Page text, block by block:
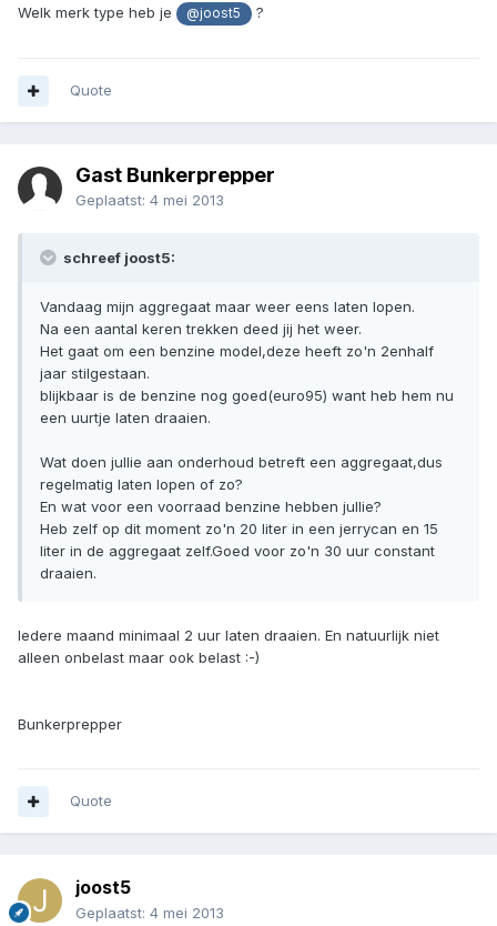
Welk merk type heb je @joost5 ?
Quote
Gast Bunkerprepper
Geplaatst: 4 mei 2013
schreef joost5:
Vandaag mijn aggregaat maar weer eens laten lopen.
Na een aantal keren trekken deed jij het weer.
Het gaat om een benzine model,deze heeft zo'n 2enhalf
jaar stilgestaan.
blijkbaar is de benzine nog goed(euro95) want heb hem nu
een uurtje laten draaien.
Wat doen jullie aan onderhoud betreft een aggregaat,dus
regelmatig laten lopen of zo?
En wat voor een voorraad benzine hebben jullie?
Heb zelf op dit moment zo'n 20 liter in een jerrycan en 15
liter in de aggregaat zelf.Goed voor zo'n 30 uur constant
draaien.
Iedere maand minimaal 2 uur laten draaien. En natuurlijk niet
alleen onbelast maar ook belast :-)
Bunkerprepper
Quote
joost5
Geplaatst: 4 mei 2013